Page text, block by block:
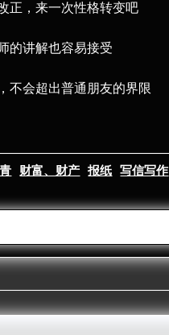
正，来一次性格转变吧
的讲解也容易接受
不会超出普通朋友的界限
财富、财产 报纸 写信写作